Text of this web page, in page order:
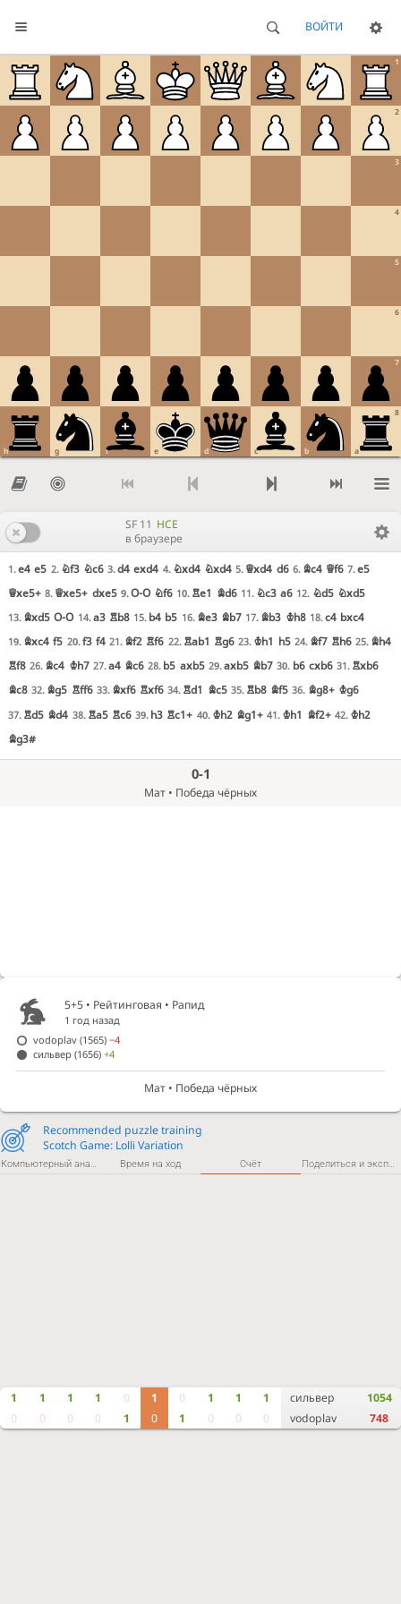
ВОЙТИ
1
2
3
4
5
6
7
8
a
b
c
d
e
f
g
h
SF 11 HCE
в браузере
1.e4 e5 2. Nf3 Nc6 3.d4 exd4 4. Nxd4 Nxd4 5. Qxd4 d6 6. Bc4 Qf6 7.e5
Qxe5+ 8. Qxe5+ dxe5 9.O-O Nf6 10. Re1 Bd6 11. Nc3 a6 12. Nd5 Nxd5
13. Bxd5 O-O 14.a3 Rb8 15. b4 b5 16. Be3 Bb7 17. Bb3 Kh8 18.c4 bxc4
19. Bxc4 f5 20.f3 f4 21. Bf2 Rf6 22. Rab1 Rg6 23. Kh1 h5 24. Bf7 Rh6 25. Bh4
Rf8 26. Bc4 Kh7 27.a4 Bc6 28. b5 axb5 29.axb5 Bb7 30. b6 cxb6 31. Rxb6
Bc8 32. Bg5 Rff6 33. Bxf6 Rxf6 34. Rd1 Bc5 35. Rb8 Bf5 36. Bg8+ Kg6
37. Rd5 Bd4 38. Ra5 Rc6 39. h3 Rc1+ 40. Kh2 Bg1+ 41. Kh1 Bf2+ 42. Kh2
Bg3#
0-1
Мат • Победа чёрных
Компьютерный анализ Время на ход Счёт Поделиться и экспортировать
1
0
1
0
1
0
1
0
0
1
1
0
0
1
1
0
1
0
1
0
сильвер
vodoplav
1054
748
Recommended puzzle training
Scotch Game: Lolli Variation
5+5 • Рейтинговая • Рапид
1 год назад
vodoplav(1565) −4
сильвер(1656) +4
Мат • Победа чёрных